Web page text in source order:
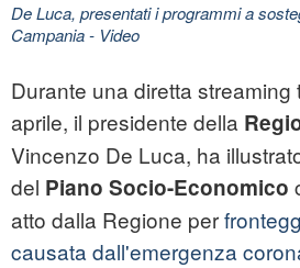
De Luca, presentati i programmi a
Campania- Video
Durante una diretta streaming
aprile, il presidente della
Vincenzo De Luca, ha
del Piano Socio-Economico
atto dalla Regione per
causata dall'emergenza